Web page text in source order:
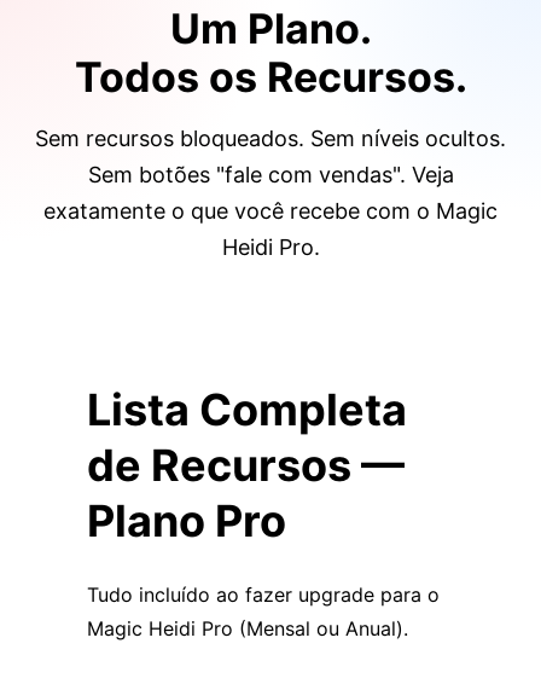
Um Plano.
Todos os Recursos.
Sem recursos bloqueados. Sem níveis ocultos.
Sem botões "fale com vendas". Veja
exatamente o que você recebe com o Magic
Heidi Pro.
Lista Completa
de Recursos —
Plano Pro
Tudo incluído ao fazer upgrade para o
Magic Heidi Pro (Mensal ou Anual).